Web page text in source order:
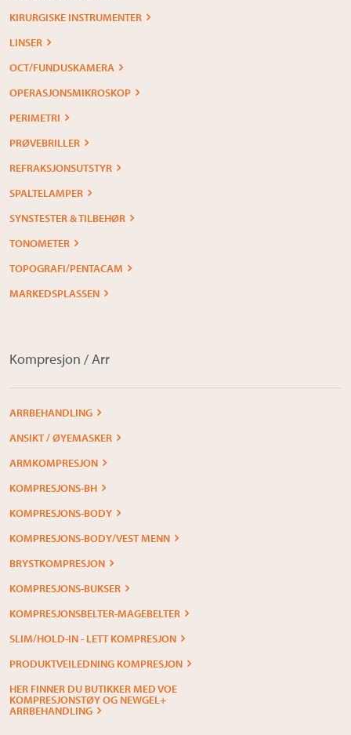
KIRURGISKE INSTRUMENTER
LINSER
OCT/FUNDUSKAMERA
OPERASJONSMIKROSKOP
PERIMETRI
PRØVEBRILLER
REFRAKSJONSUTSTYR
SPALTELAMPER
SYNSTESTER & TILBEHØR
TONOMETER
TOPOGRAFI/PENTACAM
MARKEDSPLASSEN
Kompresjon / Arr
ARRBEHANDLING
ANSIKT / ØYEMASKER
ARMKOMPRESJON
KOMPRESJONS-BH
KOMPRESJONS-BODY
KOMPRESJONS-BODY/VEST MENN
BRYSTKOMPRESJON
KOMPRESJONS-BUKSER
KOMPRESJONSBELTER-MAGEBELTER
SLIM/HOLD-IN - LETT KOMPRESJON
PRODUKTVEILEDNING KOMPRESJON
HER FINNER DU BUTIKKER MED VOE
KOMPRESJONSTØY OG NEWGEL+
ARRBEHANDLING